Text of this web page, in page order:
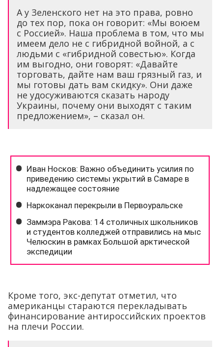
А у Зеленского нет на это права, ровно
до тех пор, пока он говорит: «Мы воюем
с Россией». Наша проблема в том, что мы
имеем дело не с гибридной войной, а с
людьми с «гибридной совестью». Когда
им выгодно, они говорят: «Давайте
торговать, дайте нам ваш грязный газ, и
мы готовы дать вам скидку». Они даже
не удосуживаются сказать народу
Украины, почему они выходят с таким
предложением», – сказал он.
Кроме того, экс-депутат отметил, что
американцы стараются перекладывать
финансирование антироссийских проектов
на плечи России.